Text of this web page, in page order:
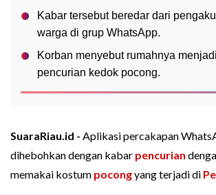
Kabar tersebut beredar dari
warga di grup WhatsApp.
Korban menyebut rumahnya
pencurian kedok pocong.
SuaraRiau.id - Aplikasi percakapan
dihebohkan dengan kabar pencurian
memakai kostum pocongyang terjadi di